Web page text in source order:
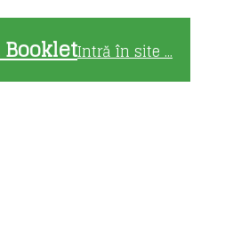
Intră în site ...